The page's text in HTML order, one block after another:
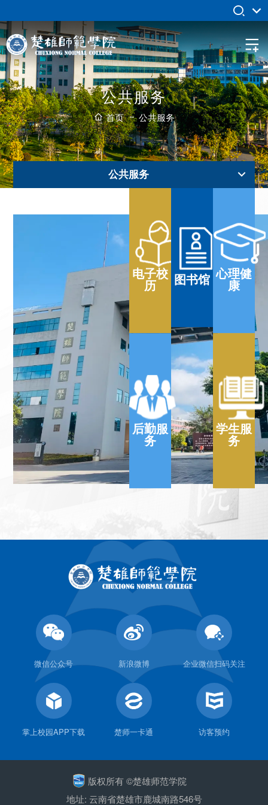
公共服务
首页 公共服务
公共服务
电子校
历 图书馆 心理健
康
后勤服
务
学生服
务
微信公众号 新浪微博 企业微信扫码关注
掌上校园APP下载 楚师一卡通 访客预约
版权所有 ©楚雄师范学院
地址: 云南省楚雄市鹿城南路546号